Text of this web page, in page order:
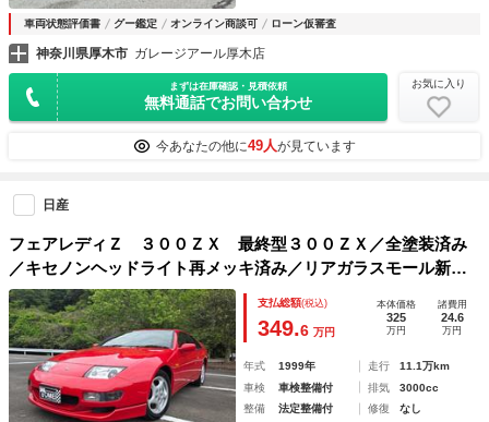
車両状態評価書 グー鑑定 オンライン商談可 ローン仮審査
神奈川県厚木市 ガレージアール厚木店
まずは在庫確認・見積依頼
無料通話でお問い合わせ
お気に入り
今あなたの他に49人が見ています
日産
フェアレディＺ ３００ＺＸ 最終型３００ＺＸ／全塗装済み
／キセノンヘッドライト再メッキ済み／リアガラスモール新品
／ルーフモール新品／純正Ｔバールーフ収納袋／Ｂｌｕｅｔｏ
ｏｔｈ対応オーディオ／純正リアスポイラー
支払総額(税込)
349.6 万円
本体価格
325
万円
諸費用
24.6
万円
年式 1999年 走行
11.1万km
車検
車検整備付 排気
3000cc
整備
法定整備付 修復
なし